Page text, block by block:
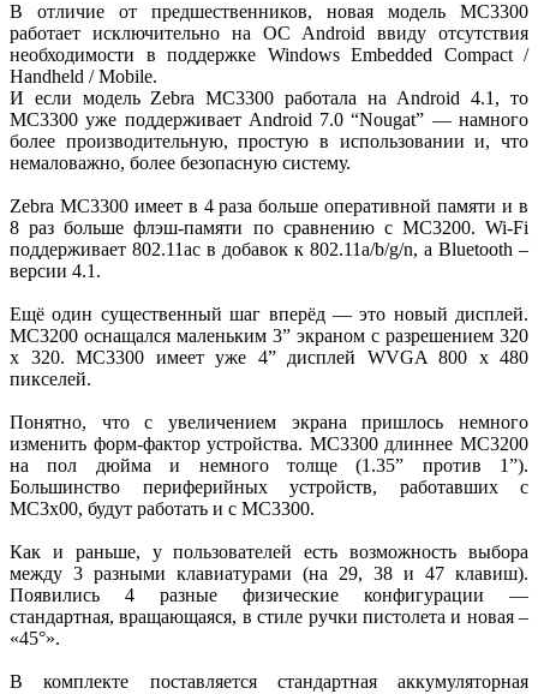
В отличие от предшественников, новая модель MC3300
работает исключительно на ОС Android ввиду отсутствия
необходимости в поддержке Windows Embedded Compact /
Handheld / Mobile.
И если модель Zebra MC3300 работала на Android 4.1, то
MC3300 уже поддерживает Android 7.0 “Nougat” — намного
более производительную, простую в использовании и, что
немаловажно, более безопасную систему.
Zebra MC3300 имеет в 4 раза больше оперативной памяти и в
8 раз больше флэш-памяти по сравнению с MC3200. Wi-Fi
поддерживает 802.11ac в добавок к 802.11a/b/g/n, а Bluetooth –
версии 4.1.
Ещё один существенный шаг вперёд — это новый дисплей.
MC3200 оснащался маленьким 3” экраном с разрешением 320
х 320. MC3300 имеет уже 4” дисплей WVGA 800 х 480
пикселей.
Понятно, что с увеличением экрана пришлось немного
изменить форм-фактор устройства. MC3300 длиннее MC3200
на пол дюйма и немного толще (1.35” против 1”).
Большинство периферийных устройств, работавших с
MC3x00, будут работать и с MC3300.
Как и раньше, у пользователей есть возможность выбора
между 3 разными клавиатурами (на 29, 38 и 47 клавиш).
Появились 4 разные физические конфигурации —
стандартная, вращающаяся, в стиле ручки пистолета и новая –
«45°».
В комплекте поставляется стандартная аккумуляторная